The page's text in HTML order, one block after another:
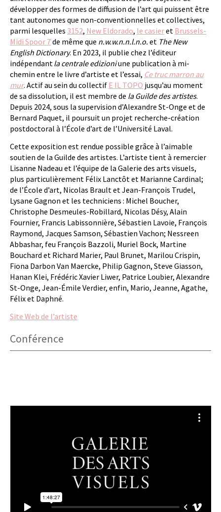
développer des formes de diffusion de l’art qui puissent être
tant autonomes que non-conventionnelles et collectives,
parmi lesquelles 3152, New Eldorado, le casieret Brussels-
Midi Spoor 7de même que n.w.w.n.n.l.n.o. et The New
English Dictionary. En 2023, il publie chez l’éditeur
indépendant la centrale edizioniune publication à mi-
chemin entre le livre d’artiste et l’essai, Ce truc marron au
mur. Actif au sein du collectif E IL TOPO jusqu’au moment
de sa dissolution, il est membre de la Guilde des artistes.
Depuis 2024, sous la supervision d’Alexandre St-Onge et de
Bernard Paquet, il poursuit un projet recherche-création
postdoctoral à l’École d’art de l’Université Laval.
Cette exposition est rendue possible grâce à l’aimable
soutien de la Guilde des artistes. L’artiste tient à remercier
Lisanne Nadeau et l’équipe de la Galerie des arts visuels,
plus particulièrement Félix Lanctôt et Marianne Cardinal;
de l’École d’art, Nicolas Brault et Jean-François Trudel,
Lysane Gagnon et les techniciens : Michel Boucher,
Christophe Desmeules-Robillard, Nicolas Désy, Alain
Fournier, Francis Labissonnière, Sébastien Lavoie, François
Raymond, Jacques Samson, Sébastien Vachon; Nessreen
Abbashar, feu François Bazzoli, Muriel Bock, Martine
Bouchard et Richard Marier, Paul Brunet, Marilou Crispin,
Fiona Darbon Van Maercke, Philip Gagnon, Steve Giasson,
Hanan Klei, Frédéric Xavier Liwer, Patrice Loubier, Alexandre
St-Onge, Jean-Émile Verdier, enfin, Mario, Jeanne, Agathe,
Félix et Daphné.
Site Web de l’artiste
Conférence